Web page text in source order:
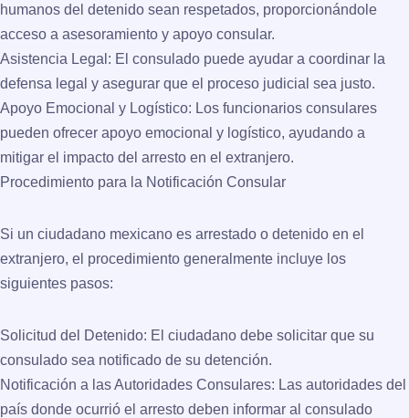
humanos del detenido sean respetados, proporcionándole
acceso a asesoramiento y apoyo consular.
Asistencia Legal : El consulado puede ayudar a coordinar la
defensa legal y asegurar que el proceso judicial sea justo.
Apoyo Emocional y Logístico: Los funcionarios consulares
pueden ofrecer apoyo emocional y logístico, ayudando a
mitigar el impacto del arresto en el extranjero.
Procedimiento para la Notificación Consular
Si un ciudadano mexicano es arrestado o detenido en el
extranjero, el procedimiento generalmente incluye los
siguientes pasos:
Solicitud del Detenido: El ciudadano debe solicitar que su
consulado sea notificado de su detención.
Notificación a las Autoridades Consulares: Las autoridades del
país donde ocurrió el arresto deben informar al consulado